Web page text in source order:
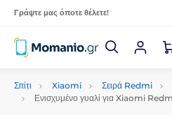
Γράψτε μας όποτε θέλετε!
Σπίτι Xiaomi Σειρά Redmi
Ενισχυμένο γυαλί για Xiaomi